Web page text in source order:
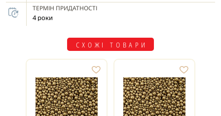
ТЕРМІН ПРИДАТНОСТІ
4 роки
СХОЖІ ТОВАРИ